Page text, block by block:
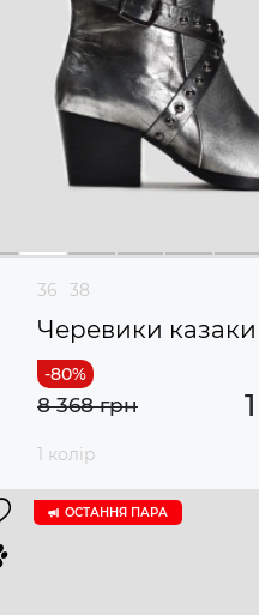
36 38
Черевики казаки
8 368 грн
1 колір
ОСТАННЯ ПАРА